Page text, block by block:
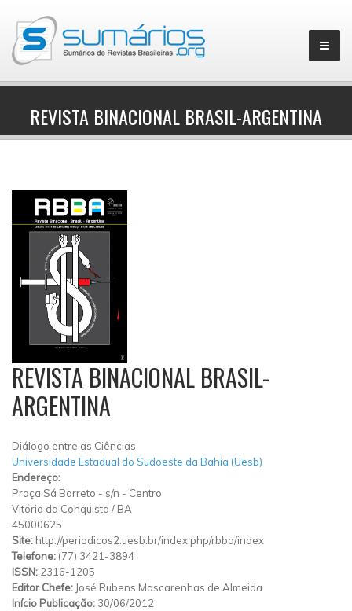
▼
REVISTA BINACIONAL BRASIL-ARGENTINA
REVISTA BINACIONAL BRASIL-
ARGENTINA
Diálogo entre as Ciências
Universidade Estadual do Sudoeste da Bahia (Uesb)
Endereço:
Praça Sá Barreto - s/n - Centro
Vitória da Conquista / BA
45000625
Site: http://periodicos2.uesb.br/index.php/rbba/index
Telefone: (77) 3421-3894
ISSN: 2316-1205
Editor Chefe: José Rubens Mascarenhas de Almeida
Início Publicação: 30/06/2012